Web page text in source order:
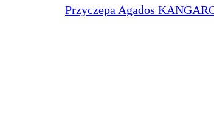
Przyczepa Agados